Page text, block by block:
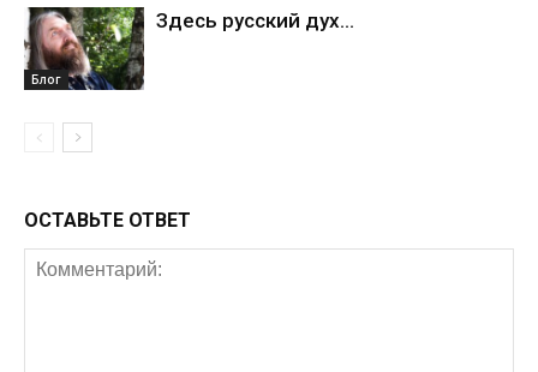
Блог
Здесь русский дух…
ОСТАВЬТЕ ОТВЕТ